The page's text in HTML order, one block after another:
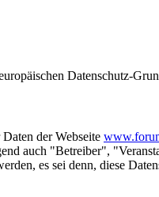
Datenschutz-
der Webseite
auch "Betreiber",
es sei denn, diese